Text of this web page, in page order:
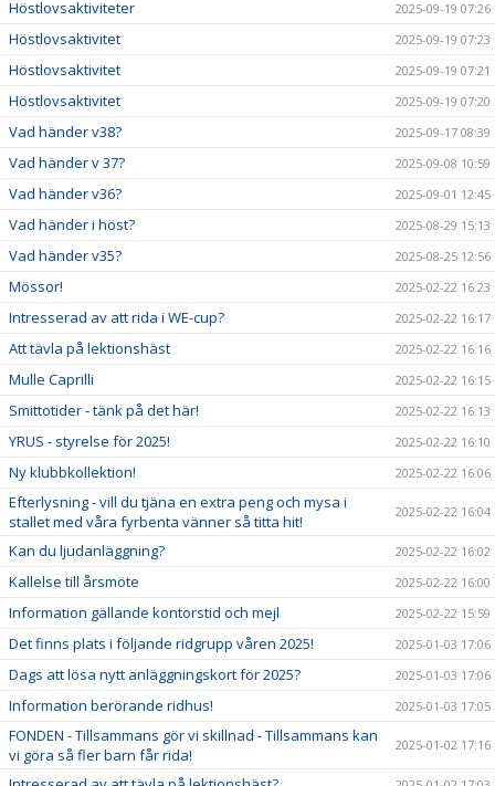
Höstlovsaktiviteter 2025-09-19 07:26
Höstlovsaktivitet 2025-09-19 07:23
Höstlovsaktivitet 2025-09-19 07:21
Höstlovsaktivitet 2025-09-19 07:20
Vad händer v38? 2025-09-17 08:39
Vad händer v 37? 2025-09-08 10:59
Vad händer v36? 2025-09-01 12:45
Vad händer i höst? 2025-08-29 15:13
Vad händer v35? 2025-08-25 12:56
Mössor! 2025-02-22 16:23
Intresserad av att rida i WE-cup? 2025-02-22 16:17
Att tävla på lektionshäst 2025-02-22 16:16
Mulle Caprilli 2025-02-22 16:15
Smittotider - tänk på det här! 2025-02-22 16:13
YRUS - styrelse för 2025! 2025-02-22 16:10
Ny klubbkollektion! 2025-02-22 16:06
Efterlysning - vill du tjäna en extra peng och mysa i
stallet med våra fyrbenta vänner så titta hit!
2025-02-22 16:04
Kan du ljudanläggning? 2025-02-22 16:02
Kallelse till årsmöte 2025-02-22 16:00
Information gällande kontorstid och mejl 2025-02-22 15:59
Det finns plats i följande ridgrupp våren 2025! 2025-01-03 17:06
Dags att lösa nytt anläggningskort för 2025? 2025-01-03 17:06
Information berörande ridhus! 2025-01-03 17:05
FONDEN - Tillsammans gör vi skillnad - Tillsammans kan
vi göra så fler barn får rida!
2025-01-02 17:16